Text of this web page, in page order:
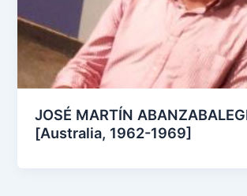
JOSÉ MARTÍN
[Australia, 1962-1969]